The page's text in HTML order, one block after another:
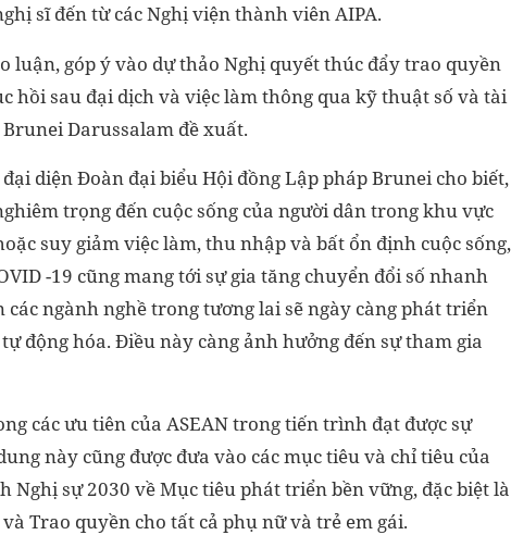
sĩ đến từ các Nghị viện thành viên AIPA.
luận, góp ý vào dự thảo Nghị quyết thúc đẩy trao quyền
hồi sau đại dịch và việc làm thông qua kỹ thuật số và tài
Darussalam đề xuất.
diện Đoàn đại biểu Hội đồng Lập pháp Brunei cho biết,
trọng đến cuộc sống của người dân trong khu vực
suy giảm việc làm, thu nhập và bất ổn định cuộc sống,
-19 cũng mang tới sự gia tăng chuyển đổi số nhanh
ngành nghề trong tương lai sẽ ngày càng phát triển
động hóa. Điều này càng ảnh hưởng đến sự tham gia
các ưu tiên của ASEAN trong tiến trình đạt được sự
này cũng được đưa vào các mục tiêu và chỉ tiêu của
Nghị sự 2030 về Mục tiêu phát triển bền vững, đặc biệt là
Trao quyền cho tất cả phụ nữ và trẻ em gái.